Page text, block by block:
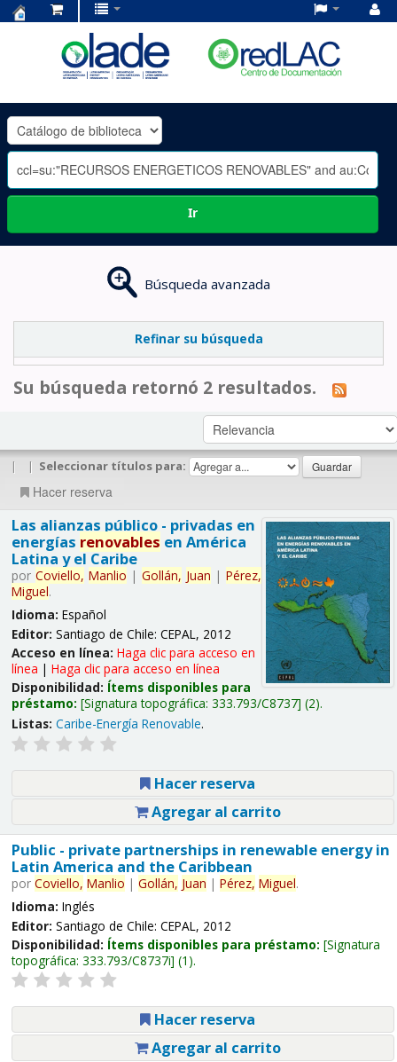
OLADE
-
Ir
Búsqueda avanzada
Refinar su búsqueda
Su búsqueda retornó 2 resultados.
| | Seleccionar títulos para:
Hacer reserva
Las alianzas público - privadas en
energías renovables en América
Latina y el Caribe
por Coviello, Manlio | Gollán, Juan | Pérez,
Miguel.
Idioma: Español
Editor: Santiago de Chile: CEPAL, 2012
Acceso en línea: Haga clic para acceso en
línea | Haga clic para acceso en línea
Disponibilidad: Ítems disponibles para
préstamo: Signatura topográfica: 333.793/C8737 (2).
Listas: Caribe-Energía Renovable.
Hacer reserva
Agregar al carrito
Public - private partnerships in renewable energy in
Latin America and the Caribbean
por Coviello, Manlio | Gollán, Juan | Pérez, Miguel.
Idioma: Inglés
Editor: Santiago de Chile: CEPAL, 2012
Disponibilidad: Ítems disponibles para préstamo: Signatura
topográfica: 333.793/C8737i (1).
Hacer reserva
Agregar al carrito